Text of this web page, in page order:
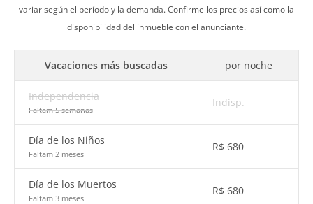
variar según el período y la demanda. Confirme los precios así como la
disponibilidad del inmueble con el anunciante.
Vacaciones más buscadas por noche
Independencia
Faltam 5 semanas
Indisp.
Día de los Niños
Faltam 2 meses
R$ 680
Día de los Muertos
Faltam 3 meses
R$ 680